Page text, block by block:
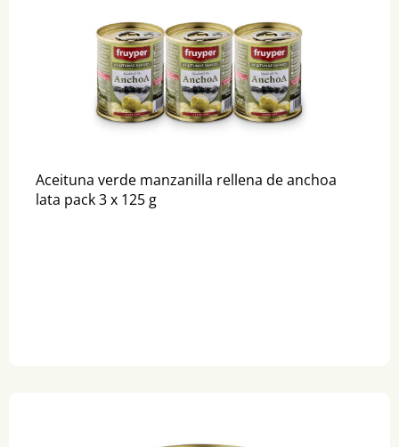
Aceituna verde manzanilla rellena de anchoa
lata pack 3 x 125 g